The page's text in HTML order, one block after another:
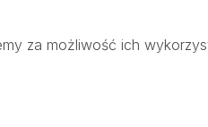
za możliwość ich